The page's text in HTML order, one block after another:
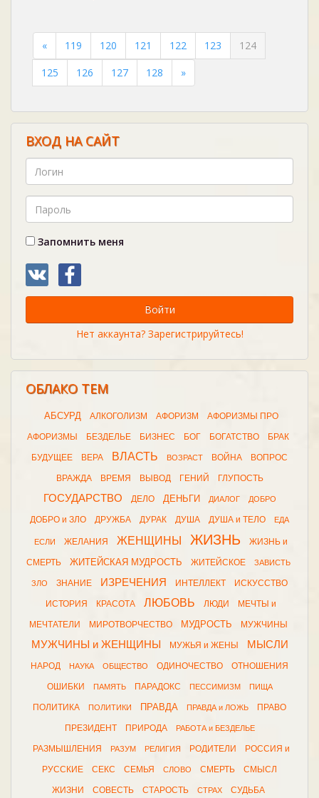
« 119 120 121 122 123
124
125
126 127 128 »
ВХОД НА САЙТ
Запомнить меня
Войти
Нет аккаунта? Зарегистрируйтесь!
ОБЛАКО ТЕМ
АБСУРД АЛКОГОЛИЗМ АФОРИЗМ АФОРИЗМЫ ПРО
АФОРИЗМЫ БЕЗДЕЛЬЕ БИЗНЕС БОГ БОГАТСТВО БРАК
БУДУЩЕЕ ВЕРА ВЛАСТЬ ВОЗРАСТ ВОЙНА ВОПРОС
ВРАЖДА ВРЕМЯ ВЫВОД ГЕНИЙ ГЛУПОСТЬ
ГОСУДАРСТВО ДЕЛО ДЕНЬГИ ДИАЛОГ ДОБРО
ДОБРО и ЗЛО ДРУЖБА ДУРАК ДУША ДУША и ТЕЛО ЕДА
ЕСЛИ ЖЕЛАНИЯ ЖЕНЩИНЫ ЖИЗНЬ ЖИЗНЬ и
СМЕРТЬ ЖИТЕЙСКАЯ МУДРОСТЬ ЖИТЕЙСКОЕ ЗАВИСТЬ
ЗЛО ЗНАНИЕ ИЗРЕЧЕНИЯ ИНТЕЛЛЕКТ ИСКУССТВО
ИСТОРИЯ КРАСОТА ЛЮБОВЬ ЛЮДИ МЕЧТЫ и
МЕЧТАТЕЛИ МИРОТВОРЧЕСТВО МУДРОСТЬ МУЖЧИНЫ
МУЖЧИНЫ и ЖЕНЩИНЫ МУЖЬЯ и ЖЕНЫ МЫСЛИ
НАРОД НАУКА ОБЩЕСТВО ОДИНОЧЕСТВО ОТНОШЕНИЯ
ОШИБКИ ПАМЯТЬ ПАРАДОКС ПЕССИМИЗМ ПИЩА
ПОЛИТИКА ПОЛИТИКИ ПРАВДА ПРАВДА и ЛОЖЬ ПРАВО
ПРЕЗИДЕНТ ПРИРОДА РАБОТА и БЕЗДЕЛЬЕ
РАЗМЫШЛЕНИЯ РАЗУМ РЕЛИГИЯ РОДИТЕЛИ РОССИЯ и
РУССКИЕ СЕКС СЕМЬЯ СЛОВО СМЕРТЬ СМЫСЛ
ЖИЗНИ СОВЕСТЬ СТАРОСТЬ СТРАХ СУДЬБА